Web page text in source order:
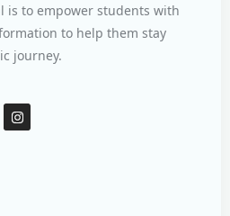
is to empower students with
to help them stay
journey.